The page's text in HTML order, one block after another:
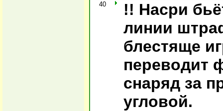
40
!! Насри
линии
блестяще
переводит
снаряд за
угловой.